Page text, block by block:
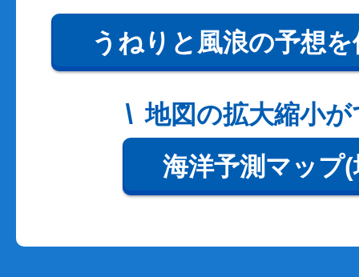
うねりと風浪の予想
地図の拡大縮小
海洋予測マップ